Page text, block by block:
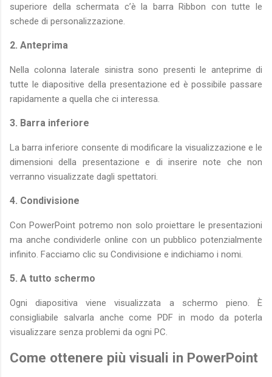
superiore della schermata c’è la barra Ribbon con tutte le
schede di personalizzazione.
2. Anteprima
Nella colonna laterale sinistra sono presenti le anteprime di
tutte le diapositive della presentazione ed è possibile passare
rapidamente a quella che ci interessa.
3. Barra inferiore
La barra inferiore consente di modificare la visualizzazione e le
dimensioni della presentazione e di inserire note che non
verranno visualizzate dagli spettatori.
4. Condivisione
Con PowerPoint potremo non solo proiettare le presentazioni
ma anche condividerle online con un pubblico potenzialmente
infinito. Facciamo clic su Condivisione e indichiamo i nomi.
5. A tutto schermo
Ogni diapositiva viene visualizzata a schermo pieno. È
consigliabile salvarla anche come PDF in modo da poterla
visualizzare senza problemi da ogni PC.
Come ottenere più visuali in PowerPoint